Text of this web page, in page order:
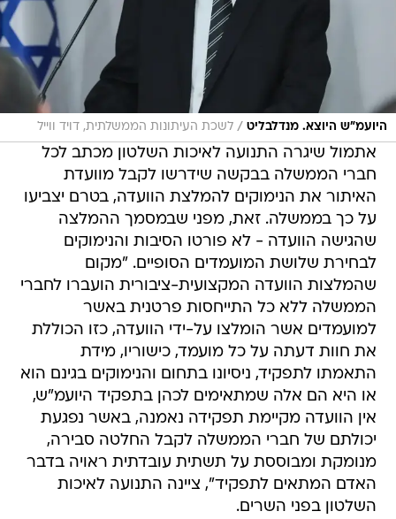
היועמ"ש היוצא. מנדלבליט / לשכת העיתונות הממשלתית, דויד ווייל
אתמול שיגרה התנועה לאיכות השלטון מכתב לכל
חברי הממשלה בבקשה שידרשו לקבל מוועדת
האיתור את הנימוקים להמלצת הוועדה, בטרם יצביעו
על כך בממשלה. זאת, מפני שבמסמך ההמלצה
שהגישה הוועדה - לא פורטו הסיבות והנימוקים
לבחירת שלושת המועמדים הסופיים. "מקום
שהמלצות הוועדה המקצועית-ציבורית הועברו לחברי
הממשלה ללא כל התייחסות פרטנית באשר
למועמדים אשר הומלצו על-ידי הוועדה, כזו הכוללת
את חוות דעתה על כל מועמד, כישוריו, מידת
התאמתו לתפקיד, ניסיונו בתחום והנימוקים בגינם הוא
או היא הם אלה שמתאימים לכהן בתפקיד היועמ"ש,
אין הוועדה מקיימת תפקידה נאמנה, באשר נפגעת
יכולתם של חברי הממשלה לקבל החלטה סבירה,
מנומקת ומבוססת על תשתית עובדתית ראויה בדבר
האדם המתאים לתפקיד", ציינה התנועה לאיכות
השלטון בפני השרים.